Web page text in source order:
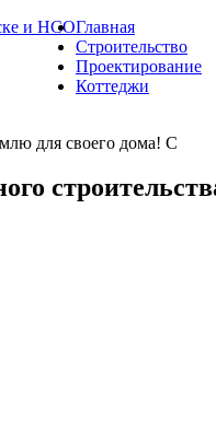
и НСОГлавная
Строительство
Проектирование
Коттеджи
для своего дома! С